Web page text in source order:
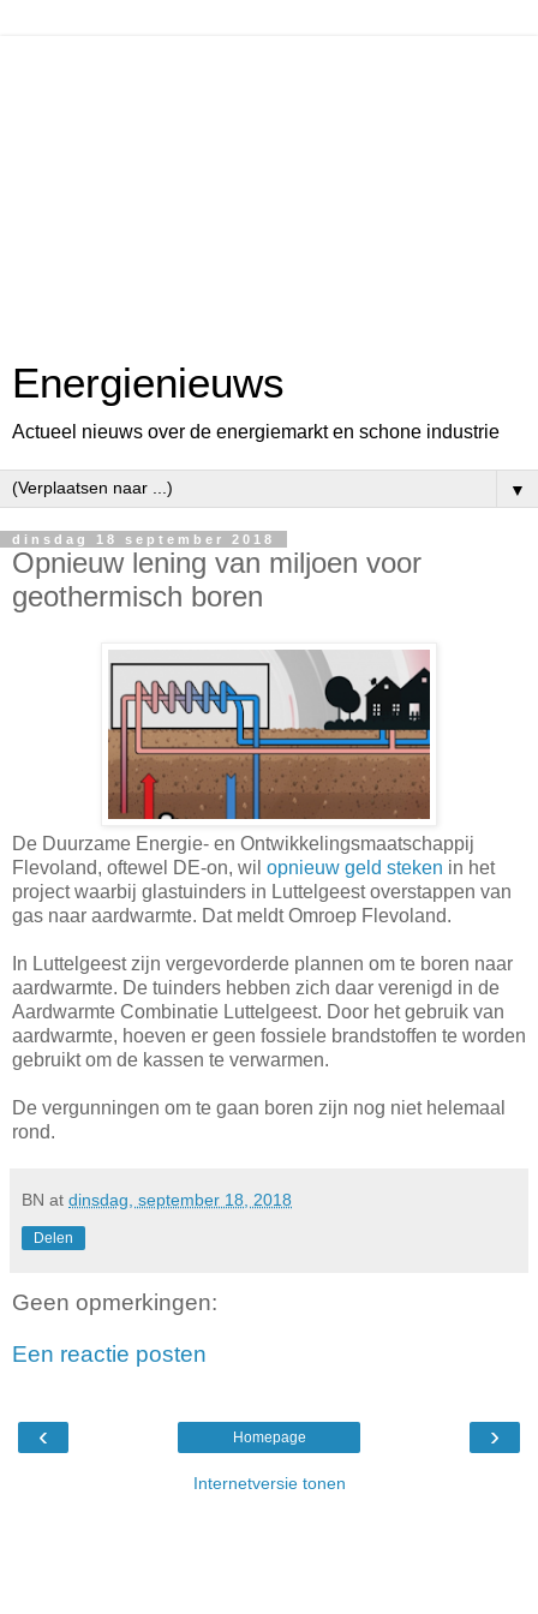
Energienieuws
Actueel nieuws over de energiemarkt en schone industrie
▼
dinsdag 18 september 2018
Opnieuw lening van miljoen voor
geothermisch boren
De Duurzame Energie- en Ontwikkelingsmaatschappij
Flevoland, oftewel DE-on, wil opnieuw geld steken in het
project waarbij glastuinders in Luttelgeest overstappen van
gas naar aardwarmte. Dat meldt Omroep Flevoland.
In Luttelgeest zijn vergevorderde plannen om te boren naar
aardwarmte. De tuinders hebben zich daar verenigd in de
Aardwarmte Combinatie Luttelgeest. Door het gebruik van
aardwarmte, hoeven er geen fossiele brandstoffen te worden
gebruikt om de kassen te verwarmen.
De vergunningen om te gaan boren zijn nog niet helemaal
rond.
BN at dinsdag, september 18, 2018
Delen
Geen opmerkingen:
Een reactie posten
‹ ›
Homepage
Internetversie tonen